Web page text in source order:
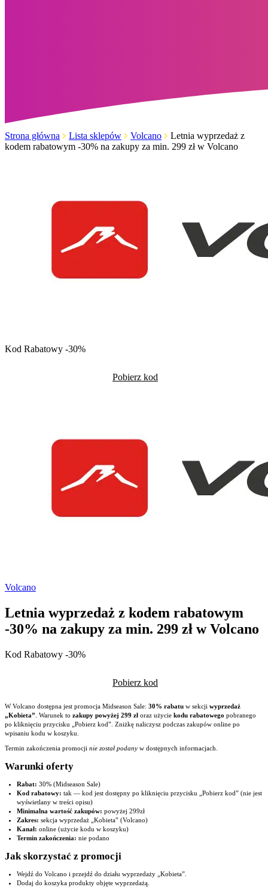
Strona główna Lista sklepów Volcano
Letnia wyprzedaż z
kodem rabatowym -30% na zakupy za min. 299 zł w Volcano
Kod Rabatowy -30%
Pobierz kod
Volcano
Letnia wyprzedaż z kodem rabatowym
-30% na zakupy za min. 299 zł w Volcano
Kod Rabatowy -30%
Pobierz kod
W Volcano dostępna jest promocja Midseason Sale: 30% rabatu w sekcji wyprzedaż
„Kobieta” . Warunek to zakupy powyżej 299 zł oraz użycie kodu rabatowego pobranego
po kliknięciu przycisku „Pobierz kod”. Zniżkę naliczysz podczas zakupów online po
wpisaniu kodu w koszyku.
Termin zakończenia promocji nie został podany w dostępnych informacjach.
Warunki oferty
Rabat: 30% (Midseason Sale)
Kod rabatowy: tak — kod jest dostępny po kliknięciu przycisku „Pobierz kod” (nie jest
wyświetlany w treści opisu)
Minimalna wartość zakupów: powyżej 299zł
Zakres: sekcja wyprzedaż „Kobieta” (Volcano)
Kanał: online (użycie kodu w koszyku)
Termin zakończenia: nie podano
Jak skorzystać z promocji
Wejdź do Volcano i przejdź do działu wyprzedaży „Kobieta”.
Dodaj do koszyka produkty objęte wyprzedażą.